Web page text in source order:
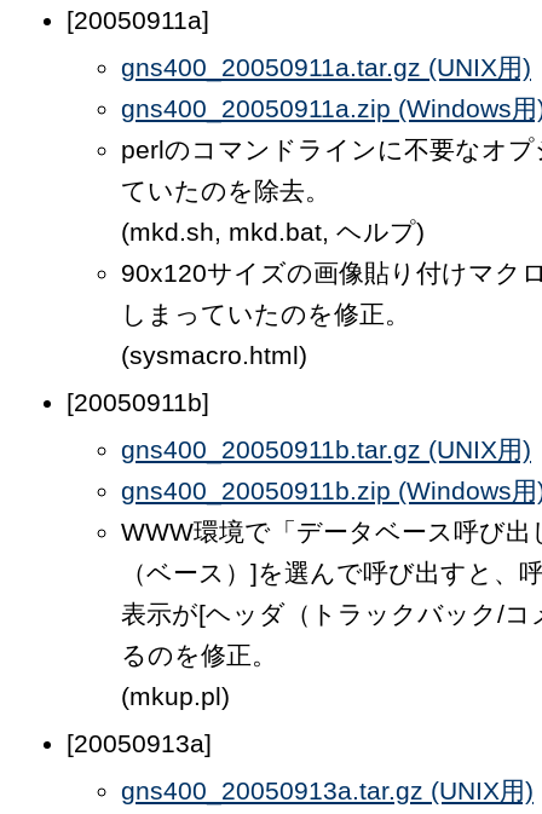
[20050911a]
gns400_20050911a.tar.gz (UNIX用)
gns400_20050911a.zip (Windows用
perlのコマンドラインに不要なオ
ていたのを除去。
(mkd.sh, mkd.bat, ヘルプ)
90x120サイズの画像貼り付けマク
しまっていたのを修正。
(sysmacro.html)
[20050911b]
gns400_20050911b.tar.gz (UNIX用)
gns400_20050911b.zip (Windows用
WWW環境で「データベース呼び
（ベース）]を選んで呼び出すと、
表示が[ヘッダ（トラックバック/コ
るのを修正。
(mkup.pl)
[20050913a]
gns400_20050913a.tar.gz (UNIX用)